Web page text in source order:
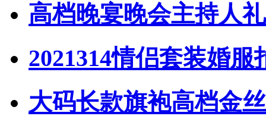
高档晚宴晚会主持人
2021314情侣套装婚服
大码长款旗袍高档金